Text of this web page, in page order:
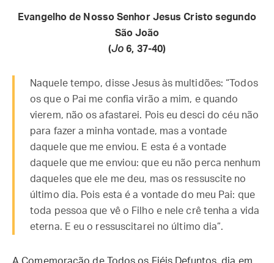
Evangelho de Nosso Senhor Jesus Cristo segundo
São João
(Jo 6, 37-40)
Naquele tempo, disse Jesus às multidões: “Todos
os que o Pai me confia virão a mim, e quando
vierem, não os afastarei. Pois eu desci do céu não
para fazer a minha vontade, mas a vontade
daquele que me enviou. E esta é a vontade
daquele que me enviou: que eu não perca nenhum
daqueles que ele me deu, mas os ressuscite no
último dia. Pois esta é a vontade do meu Pai: que
toda pessoa que vê o Filho e nele crê tenha a vida
eterna. E eu o ressuscitarei no último dia”.